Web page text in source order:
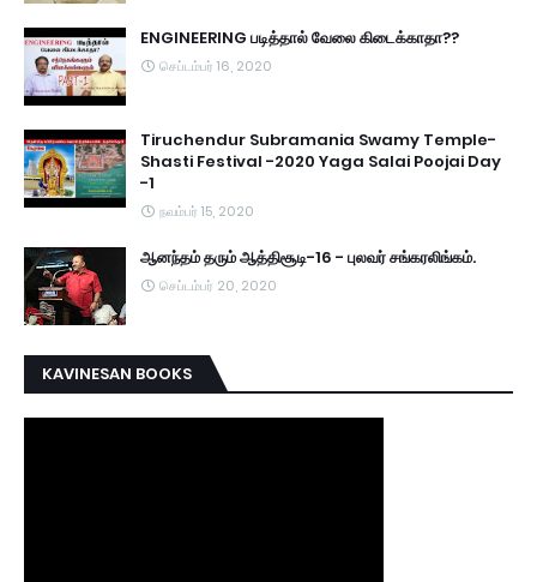
ENGINEERING படித்தால் வேலை கிடைக்காதா??
செப்டம்பர் 16, 2020
Tiruchendur Subramania Swamy Temple-
Shasti Festival -2020 Yaga Salai Poojai Day
-1
நவம்பர் 15, 2020
ஆனந்தம் தரும் ஆத்திசூடி-16 - புலவர் சங்கரலிங்கம்.
செப்டம்பர் 20, 2020
KAVINESAN BOOKS